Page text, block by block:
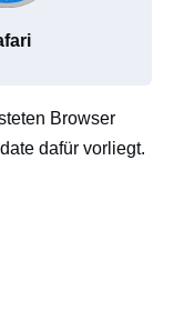
Browser
dafür vorliegt.